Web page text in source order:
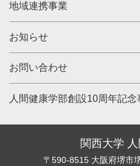
地域連携事業
お知らせ
お問い合わせ
人間健康学部創設10周年記念
関西大学
〒590-8515 大阪府堺市